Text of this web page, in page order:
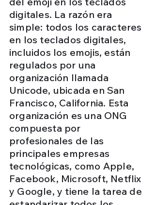
digitales. La razón era
simple: todos los caracteres
en los teclados digitales,
incluidos los emojis, están
regulados por una
organización llamada
Unicode, ubicada en San
Francisco, California. Esta
organización es una ONG
compuesta por
profesionales de las
principales empresas
tecnológicas, como Apple,
Facebook, Microsoft, Netflix
y Google, y tiene la tarea de